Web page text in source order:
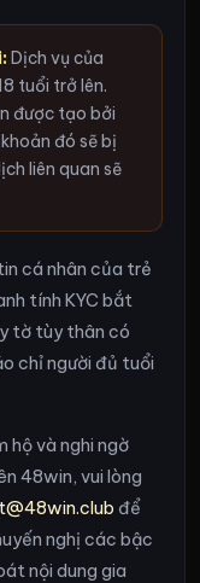
Dịch vụ của
tuổi trở lên.
được tạo bởi
đó sẽ bị
liên quan sẽ
cá nhân của trẻ
tính KYC bắt
tờ tùy thân có
chỉ người đủ tuổi
hộ và nghi ngờ
48win, vui lòng
để
nghị các bậc
nội dung gia